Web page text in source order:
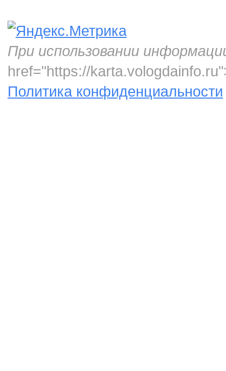
При использовании
href="https://
Политика конфиденциальности